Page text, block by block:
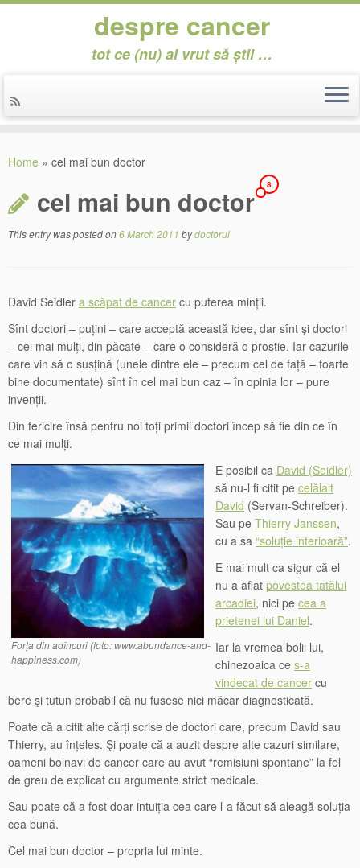
despre cancer
tot ce (nu) ai vrut să știi …
Home » cel mai bun doctor
cel mai bun doctor 8
This entry was posted on6 March 2011 bydoctorul
David Seidler a scăpat de cancer cu puterea minții.
Sînt doctori – puțini – care acceptă această idee, dar sînt şi doctori
– cei mai mulți, din păcate – care o consideră o prostie. Iar cazurile
care vin să o susțină (unele dintre ele – precum cel de față – foarte
bine documentate) sînt în cel mai bun caz – în opinia lor – pure
invenții.
Din fericire însă pentru noi toți primii doctori încep să fie din ce în
ce mai mulți.
Forța din adîncuri (foto: www.abundance-and-
happiness.com)
E posibil ca David (Seidler)
să nu-l fi citit pe celălalt
David (Servan-Schreiber).
Sau pe Thierry Janssen,
cu a sa “soluție interioară”.
E mai mult ca sigur că el
nu a aflat povestea tatălui
arcadiei, nici pe cea a
prietenei lui Daniel.
Iar la vremea bolii lui,
chinezoaica ce s-a
vindecat de cancer cu
bere şi tutun probabil că nu fusese nici măcar diagnosticată.
Poate că a citit alte cărți scrise de doctori care, precum David sau
Thierry, au înțeles. Şi poate că a auzit despre alte cazuri similare,
oameni bolnavi de cancer care au avut “remisiuni spontane” la fel
de greu de explicat cu argumente strict medicale.
Sau poate că a fost doar intuiția cea care l-a făcut să aleagă soluția
cea bună.
Cel mai bun doctor – propria lui minte.